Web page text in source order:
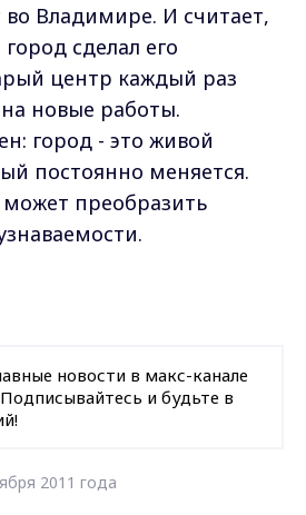
Владимире. И считает,
сделал его
центр каждый раз
на новые работы.
город - это живой
постоянно меняется.
преобразить
новости в макс-канале
и будьте в
2011 года